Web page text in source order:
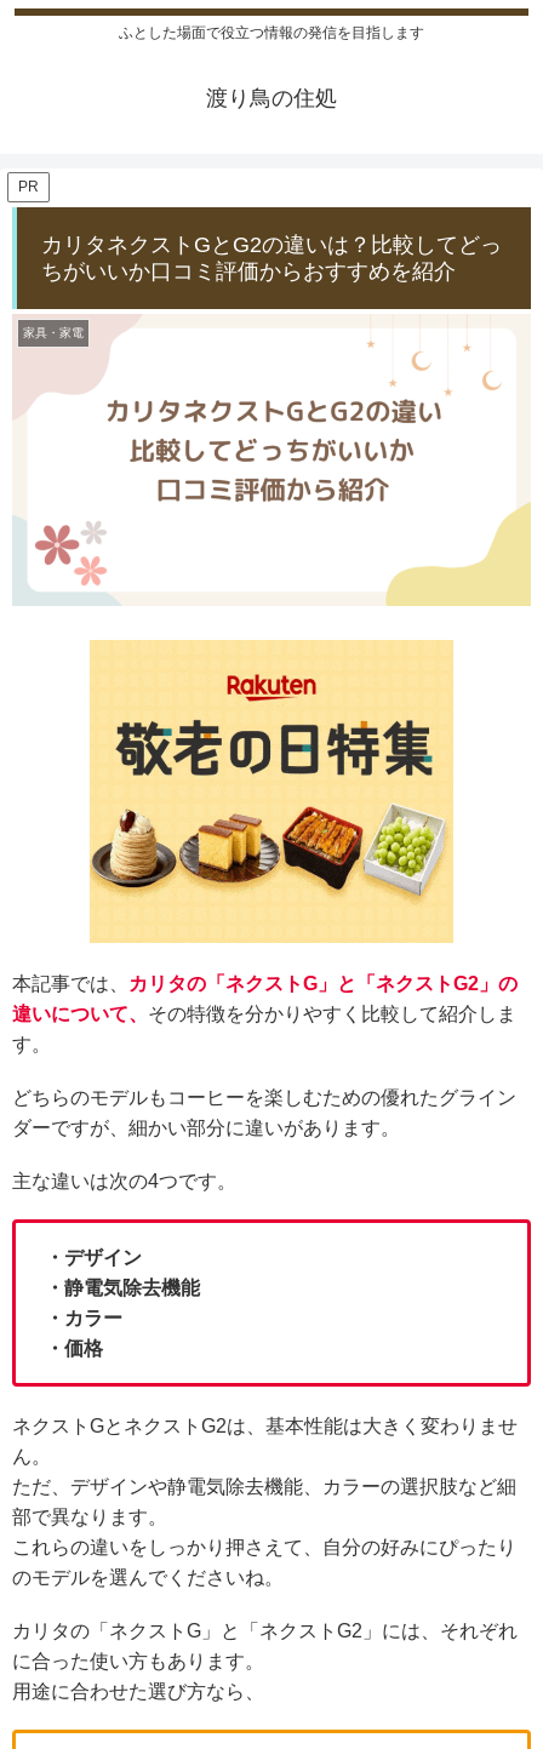
ふとした場面で役立つ情報の発信を目指します
渡り鳥の住処
PR
カリタネクストGとG2の違いは？比較してどっ
ちがいいか口コミ評価からおすすめを紹介
家具・家電
本記事では、
カリタの「ネクストG」と「ネクストG2」の
違いについて、 その特徴を分かりやすく比較して紹介しま
す。
どちらのモデルもコーヒーを楽しむための優れたグライン
ダーですが、細かい部分に違いがあります。
主な違いは次の4つです。
・デザイン
・静電気除去機能
・カラー
・価格
ネクストGとネクストG2は、基本性能は大きく変わりませ
ん。
ただ、デザインや静電気除去機能、カラーの選択肢など細
部で異なります。
これらの違いをしっかり押さえて、自分の好みにぴったり
のモデルを選んでくださいね。
カリタの「ネクストG」と「ネクストG2」には、それぞれ
に合った使い方もあります。
用途に合わせた選び方なら、